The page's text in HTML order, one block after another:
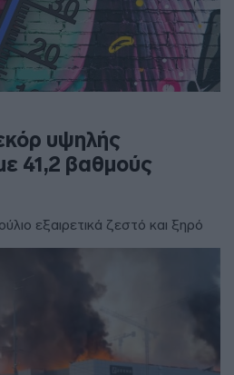
υψηλής
41,2 βαθμούς
εξαιρετικά ζεστό και ξηρό